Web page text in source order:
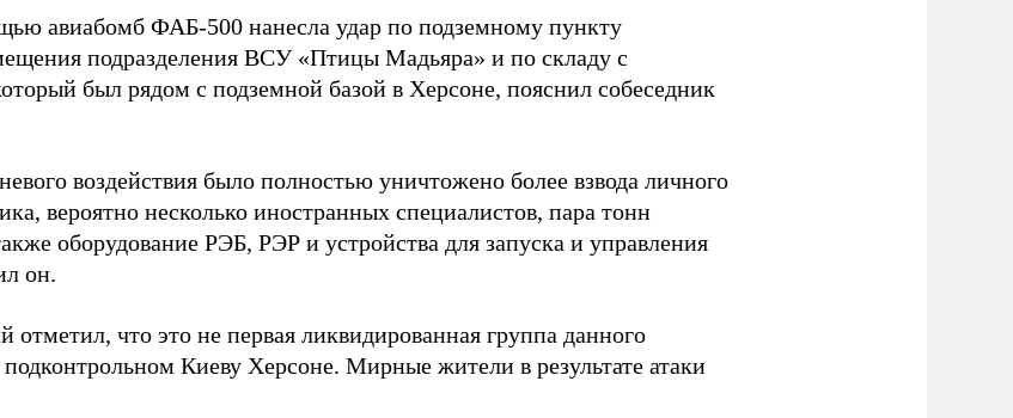
авиабомб ФАБ-500 нанесла удар по подземному пункту
подразделения ВСУ «Птицы Мадьяра» и по складу с
был рядом с подземной базой в Херсоне, пояснил собеседник
воздействия было полностью уничтожено более взвода личного
вероятно несколько иностранных специалистов, пара тонн
оборудование РЭБ, РЭР и устройства для запуска и управления
он.
что это не первая ликвидированная группа данного
Киеву Херсоне. Мирные жители в результате атаки